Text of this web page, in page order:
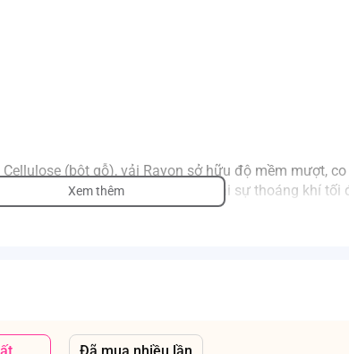
(bột gỗ), vải Rayon sở hữu độ mềm mượt,
thường. Chất liệu này mang lại sự thoáng khí tối
nghiệm trên chủng muỗi
Xem thêm